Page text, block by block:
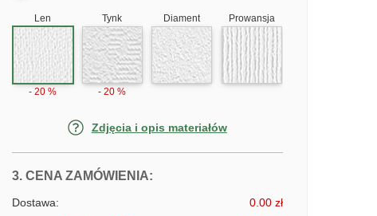
Len
- 20 %
Tynk
- 20 %
Diament Prowansja
Zdjęcia i opis materiałów
3. CENA ZAMÓWIENIA:FOTOTAPETY KANAŁ GRANDE,
Dostawa: 0.00 zł